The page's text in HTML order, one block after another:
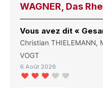
WAGNER, Das
Vous avez dit «
Christian THIELEMANN,
VOGT
6 Août 2026